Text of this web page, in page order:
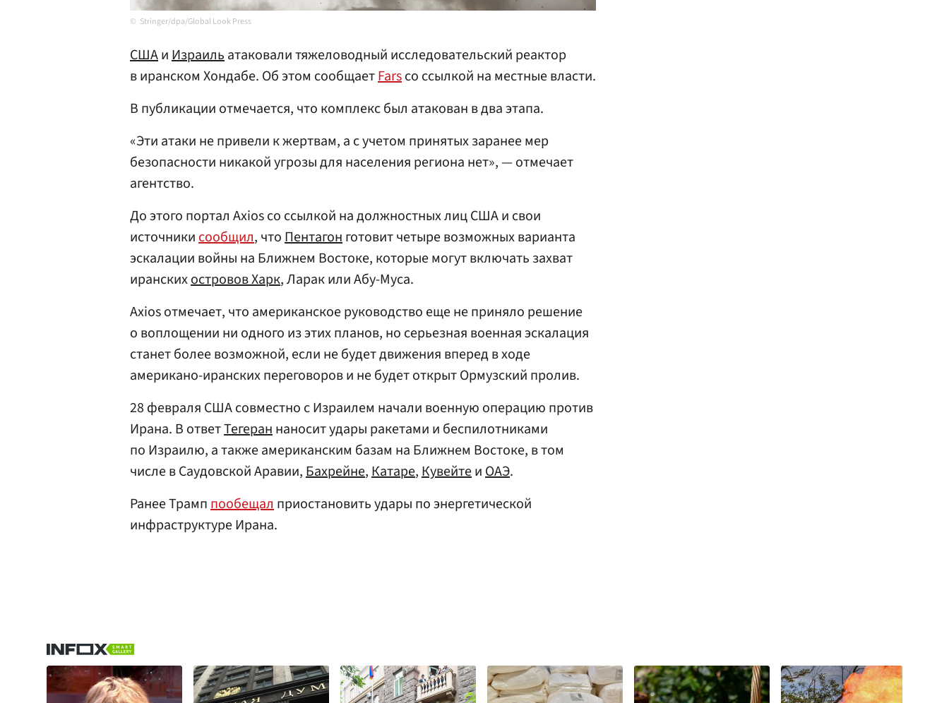
Stringer/dpa/Global Look Press
СШАиИзраильатаковали тяжеловодный исследовательский реактор
в иранском Хондабе. Об этом сообщаетFarsсо ссылкой на местные власти.
В публикации отмечается, что комплекс был атакован в два этапа.
«Эти атаки не привели к жертвам, а с учетом принятых заранее мер
безопасности никакой угрозы для населения региона нет», — отмечает
агентство.
До этого портал Axios со ссылкой на должностных лиц США и свои
источникисообщил, чтоПентагонготовит четыре возможных варианта
эскалации войны на Ближнем Востоке, которые могут включать захват
иранскихостровов Харк, Ларак или Абу-Муса.
Axios отмечает, что американское руководство еще не приняло решение
о воплощении ни одного из этих планов, но серьезная военная эскалация
станет более возможной, если не будет движения вперед в ходе
американо-иранских переговоров и не будет открыт Ормузский пролив.
28 февраля США совместно с Израилем начали военную операцию против
Ирана. В ответТегераннаносит удары ракетами и беспилотниками
по Израилю, а также американским базам на Ближнем Востоке, в том
числе в Саудовской Аравии,Бахрейне,Катаре,КувейтеиОАЭ.
Ранее Трамппообещалприостановить удары по энергетической
инфраструктуре Ирана.